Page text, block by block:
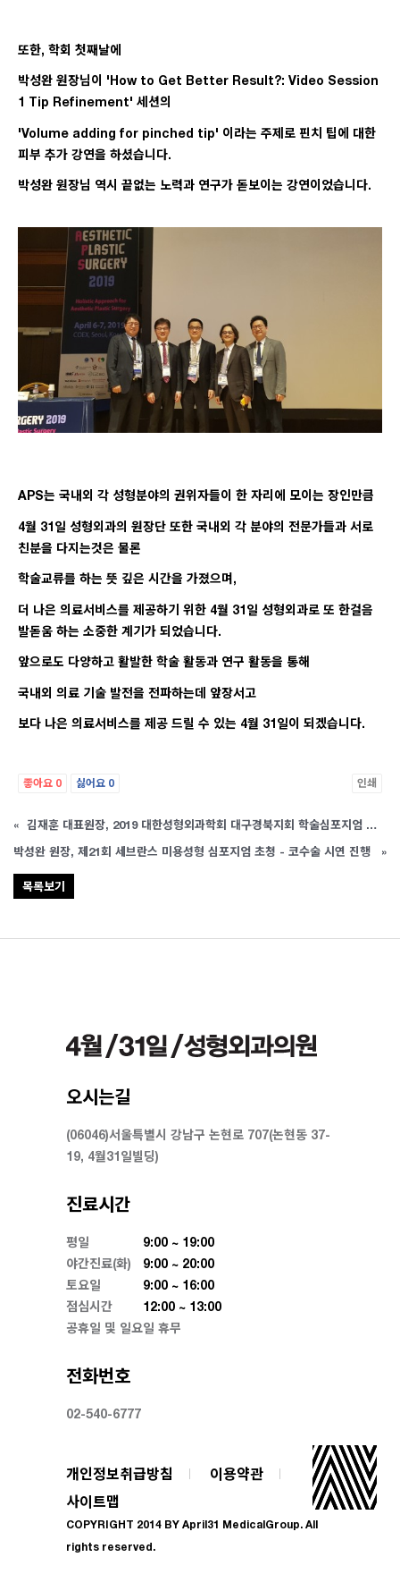
또한, 학회 첫째날에
박성완 원장님이 'How to Get Better Result?: Video Session
1 Tip Refinement​' 세션의
'Volume adding for pinched tip' 이라는 주제로 핀치 팁에 대한
피부 추가 강연을 하셨습니다.
박성완 원장님 역시 끝없는 노력과 연구가 돋보이는 강연이었습니다.
APS는 국내외 각 성형분야의 권위자들이 한 자리에 모이는 장인만큼
4월 31일 성형외과의 원장단 또한 국내외 각 분야의 전문가들과 서로
친분을 다지는것은 물론
학술교류를 하는 뜻 깊은 시간을 가졌으며,
더 나은 의료서비스를 제공하기 위한 4월 31일 성형외과로 또 한걸음
발돋움 하는 소중한 계기가 되었습니다.
앞으로도 다양하고 활발한 학술 활동과 연구 활동을 통해
국내외 의료 기술 발전을 전파하는데 앞장서고
보다 나은 의료서비스를 제공 드릴 수 있는 4월 31일이 되겠습니다.
좋아요 0 싫어요 0 인쇄
«
김재훈 대표원장, 2019 대한성형외과학회 대구경북지회 학술심포지엄 초청 발표
박성완 원장, 제21회 세브란스 미용성형 심포지엄 초청 - 코수술 시연 진행
»
목록보기
오시는길
(06046)서울특별시 강남구 논현로 707(논현동 37-
19, 4월31일빌딩)
진료시간
평일
9:00 ~ 19:00
야간진료(화)
9:00 ~ 20:00
토요일
9:00 ~ 16:00
점심시간
12:00 ~ 13:00
공휴일 및 일요일 휴무
전화번호
02-540-6777
개인정보취급방침
이용약관
사이트맵
COPYRIGHT 2014 BY April31 MedicalGroup. All
rights reserved.